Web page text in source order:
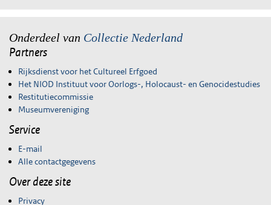
Onderdeel van Collectie Nederland
Partners
Rijksdienst voor het Cultureel Erfgoed
Het NIOD Instituut voor Oorlogs-, Holocaust- en Genocidestudies
Restitutiecommissie
Museumvereniging
Service
E-mail
Alle contactgegevens
Over deze site
Privacy